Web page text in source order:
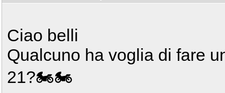
Ciao belli
Qualcuno ha voglia di fare
21?🏍🏍